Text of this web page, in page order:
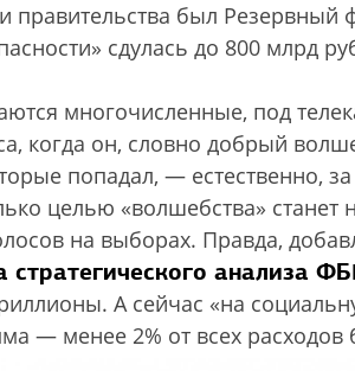
правительства был Резервный
сдулась до 800 млрд
многочисленные, под
когда он, словно добрый
попадал, — естественно,
целью «волшебства»
на выборах. Правда,
стратегического анализа
А сейчас «на
— менее 2% от всех расходов